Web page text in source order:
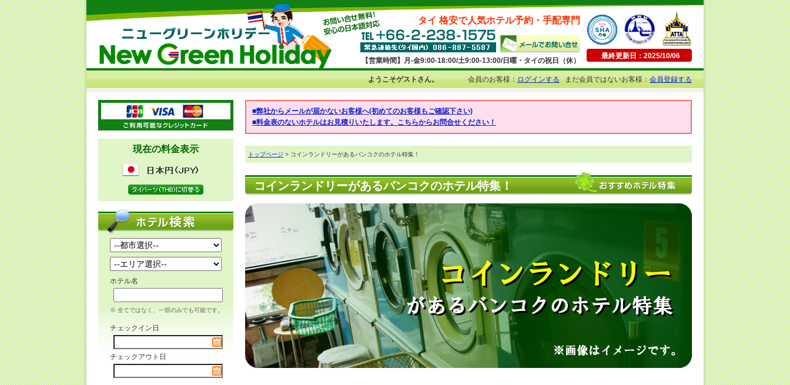
タイ 格安で人気ホテル予約・手配専門
【営業時間】月-金9:00-18:00/土9:00-13:00/日曜・タイの祝日（休）
最終更新日：2025/10/06
ようこそゲストさん。 会員のお客様：ログインするまだ会員ではないお客様：会員登録する
現在の料金表示
ホテル名
※ 全てではなく、一部のみでも可能です。
チェックイン日
チェックアウト日
■弊社からメールが届かないお客様へ(初めてのお客様もご確認下さい)
■料金表のないホテルはお見積りいたします。こちらからお問合せください！
トップページ > コインランドリーがあるバンコクのホテル特集！
コインランドリーがあるバンコクのホテル特集！